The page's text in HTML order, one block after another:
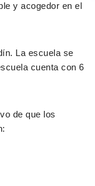
y acogedor en el
La escuela se
cuenta con 6
de que los